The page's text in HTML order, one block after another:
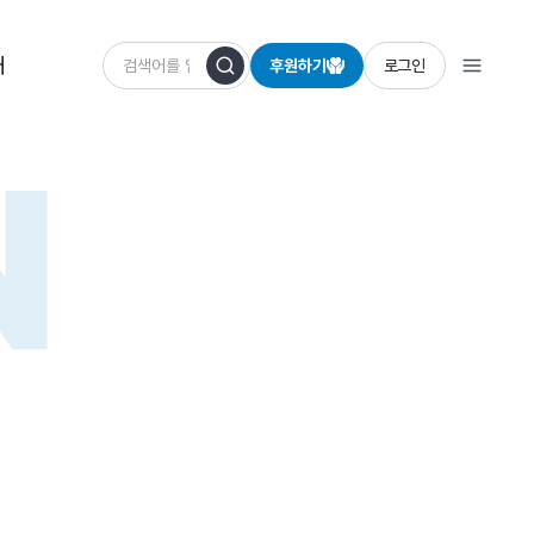
후원하기 로그인